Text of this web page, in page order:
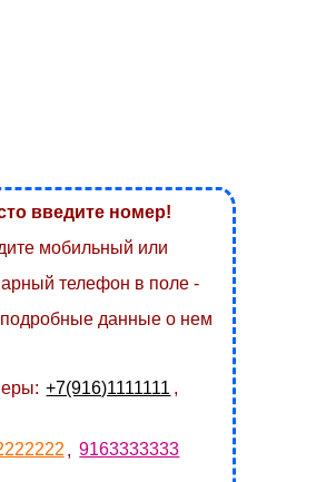
введите номер!
мобильный или
телефон в поле -
подробные данные о нем
+7(916)1111111 ,
9163333333